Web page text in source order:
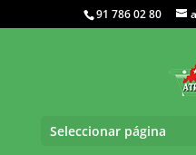
91 786 02 80
Seleccionar página